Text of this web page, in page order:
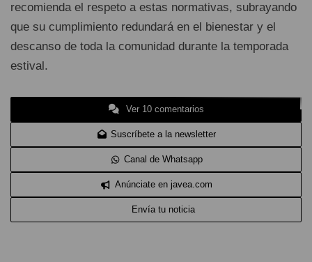
recomienda el respeto a estas normativas, subrayando
que su cumplimiento redundará en el bienestar y el
descanso de toda la comunidad durante la temporada
estival.
Ver 10 comentarios
Suscríbete a la newsletter
Canal de Whatsapp
Anúnciate en javea.com
Envía tu noticia